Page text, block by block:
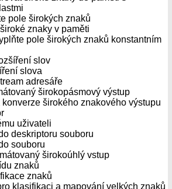
pole širokých znaků
znaky v paměti
pole širokých znaků konstantním
slov
slova
adresáře
širokopásmový výstup
širokého znakového výstupu
uživateli
deskriptoru souboru
souboru
širokoúhlý vstup
znaků
znaků
klasifikaci a mapování velkých znaků